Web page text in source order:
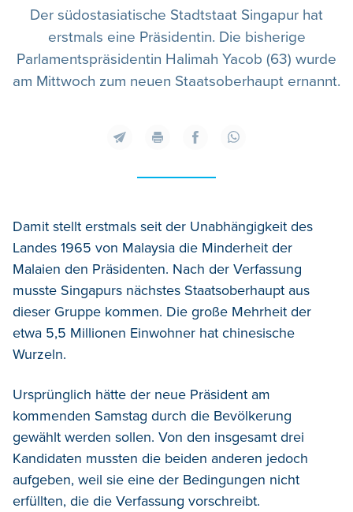
Der südostasiatische Stadtstaat Singapur hat
erstmals eine Präsidentin. Die bisherige
Parlamentspräsidentin Halimah Yacob (63) wurde
am Mittwoch zum neuen Staatsoberhaupt ernannt.
Damit stellt erstmals seit der Unabhängigkeit des
Landes 1965 von Malaysia die Minderheit der
Malaien den Präsidenten. Nach der Verfassung
musste Singapurs nächstes Staatsoberhaupt aus
dieser Gruppe kommen. Die große Mehrheit der
etwa 5,5 Millionen Einwohner hat chinesische
Wurzeln.
Ursprünglich hätte der neue Präsident am
kommenden Samstag durch die Bevölkerung
gewählt werden sollen. Von den insgesamt drei
Kandidaten mussten die beiden anderen jedoch
aufgeben, weil sie eine der Bedingungen nicht
erfüllten, die die Verfassung vorschreibt.